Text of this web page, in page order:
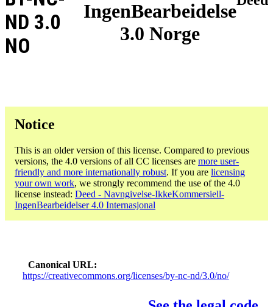
IngenBearbeidelse
3.0 Norge
ND 3.0
NO
Notice
This is an older version of this license. Compared to previous
versions, the 4.0 versions of all CC licenses are more user-
friendly and more internationally robust. If you are licensing
your own work, we strongly recommend the use of the 4.0
license instead: Deed - Navngivelse-IkkeKommersiell-
IngenBearbeidelser 4.0 Internasjonal
Canonical URL
https://creativecommons.org/licenses/by-nc-nd/3.0/no/